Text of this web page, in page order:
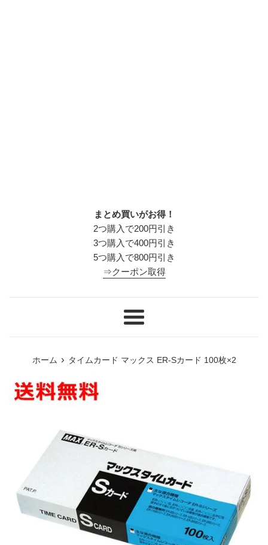
まとめ買いがお得！
2つ購入で200円引き
3つ購入で400円引き
5つ購入で800円引き
⇒クーポン取得
メ
ー
ホーム › タイムカード マックス ER-Sカード 100枚×2